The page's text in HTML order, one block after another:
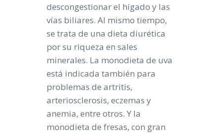
descongestionar el hígado y las
vías biliares. Al mismo tiempo,
se trata de una dieta diurética
por su riqueza en sales
minerales. La monodieta de uva
está indicada también para
problemas de artritis,
arteriosclerosis, eczemas y
anemia, entre otros. Y la
monodieta de fresas, con gran